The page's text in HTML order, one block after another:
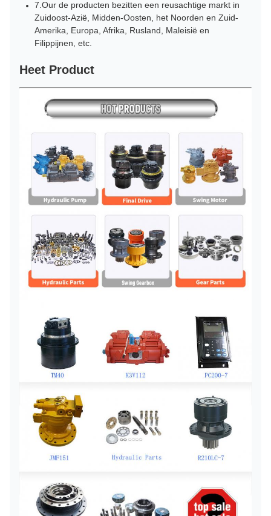
7.Our de producten bezitten een reusachtige markt in
Zuidoost-Azië, Midden-Oosten, het Noorden en Zuid-
Amerika, Europa, Afrika, Rusland, Maleisië en
Filippijnen, etc.
Heet Product